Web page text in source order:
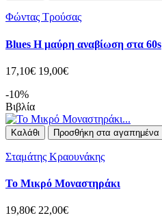
Φώντας Τρούσας
Blues Η μαύρη αναβίωση στα 60s
17,10€ 19,00€
-10%
Βιβλία
Καλάθι Προσθήκη στα αγαπημένα
Σταμάτης Κραουνάκης
Το Μικρό Μοναστηράκι
19,80€ 22,00€